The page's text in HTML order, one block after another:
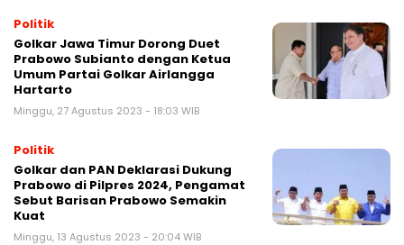
Politik
Golkar Jawa Timur Dorong Duet
Prabowo Subianto dengan Ketua
Umum Partai Golkar Airlangga
Hartarto
Minggu, 27 Agustus 2023 - 18:03 WIB
Politik
Golkar dan PAN Deklarasi Dukung
Prabowo di Pilpres 2024, Pengamat
Sebut Barisan Prabowo Semakin
Kuat
Minggu, 13 Agustus 2023 - 20:04 WIB